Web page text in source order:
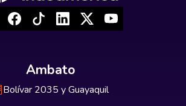
Ambato
Bolívar 2035 y Guayaquil